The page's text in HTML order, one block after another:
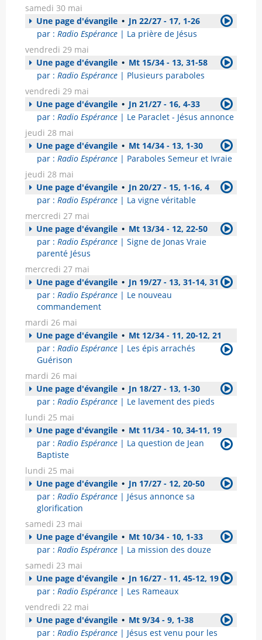
samedi 30 mai
Une page d'évangile • Jn 22/27 - 17, 1-26
par : Radio Espérance | La prière de Jésus
vendredi 29 mai
Une page d'évangile • Mt 15/34 - 13, 31-58
par : Radio Espérance | Plusieurs paraboles
vendredi 29 mai
Une page d'évangile • Jn 21/27 - 16, 4-33
par : Radio Espérance | Le Paraclet - Jésus annonce
jeudi 28 mai
Une page d'évangile • Mt 14/34 - 13, 1-30
par : Radio Espérance | Paraboles Semeur et Ivraie
jeudi 28 mai
Une page d'évangile • Jn 20/27 - 15, 1-16, 4
par : Radio Espérance | La vigne véritable
mercredi 27 mai
Une page d'évangile • Mt 13/34 - 12, 22-50
par : Radio Espérance | Signe de Jonas Vraie
parenté Jésus
mercredi 27 mai
Une page d'évangile • Jn 19/27 - 13, 31-14, 31
par : Radio Espérance | Le nouveau
commandement
mardi 26 mai
Une page d'évangile • Mt 12/34 - 11, 20-12, 21
par : Radio Espérance | Les épis arrachés
Guérison
mardi 26 mai
Une page d'évangile • Jn 18/27 - 13, 1-30
par : Radio Espérance | Le lavement des pieds
lundi 25 mai
Une page d'évangile • Mt 11/34 - 10, 34-11, 19
par : Radio Espérance | La question de Jean
Baptiste
lundi 25 mai
Une page d'évangile • Jn 17/27 - 12, 20-50
par : Radio Espérance | Jésus annonce sa
glorification
samedi 23 mai
Une page d'évangile • Mt 10/34 - 10, 1-33
par : Radio Espérance | La mission des douze
samedi 23 mai
Une page d'évangile • Jn 16/27 - 11, 45-12, 19
par : Radio Espérance | Les Rameaux
vendredi 22 mai
Une page d'évangile • Mt 9/34 - 9, 1-38
par : Radio Espérance | Jésus est venu pour les